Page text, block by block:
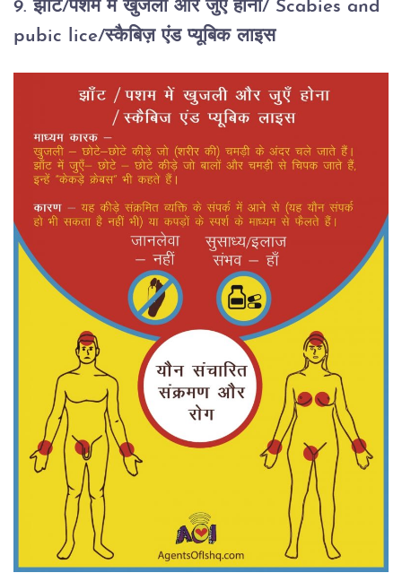
9. झाँट/पशम में खुजली और जुएँ होना/ Scabies and
pubic lice/स्कैबिज़ एंड प्यूबिक लाइस